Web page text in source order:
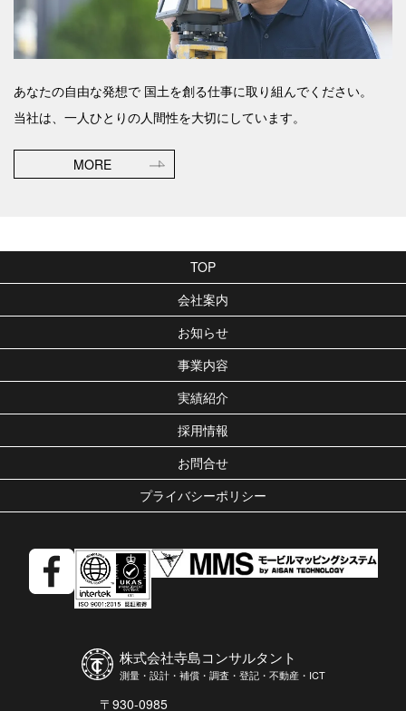
あなたの自由な発想で 国土を創る仕事に取り組んでください。
当社は、一人ひとりの人間性を大切にしています。
MORE
株式会社寺島コンサルタント
測量・設計・補償・調査・登記・不動産・ICT
〒930-0985
TOP
会社案内
お知らせ
事業内容
実績紹介
採用情報
お問合せ
プライバシーポリシー